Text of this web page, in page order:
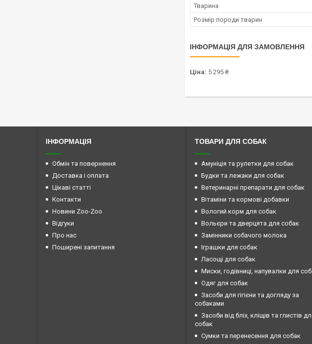
Тварина
Розмір породи тварин
ІНФОРМАЦІЯ ДЛЯ ЗАМОВЛЕННЯ
Ціна: 5 295 ₴
ІНФОРМАЦІЯ
Обмін та повернення
Доставка і оплата
Цікаві статті
Контакти
Новини Zoo-Zoo
Відгуки
Про нас
Поширені запитання
ТОВАРИ ДЛЯ СОБАК
Амуніція та рулетки для собак
Будки та лежаки для собак
Ветеринарні препарати для собак
Вітаміни та кормові добавки
Вологий корм для собак
Вольєри та дверцята для собак
Замінники собачого молока
Іграшки для собак
Ласощі для собак
Миски, годівниці, напувалки для
Одяг для собак
Засоби для гігієни та догляду за
собаками
Засоби від бліх, кліщів та глистів
собак
Сумки та перенесення для собак